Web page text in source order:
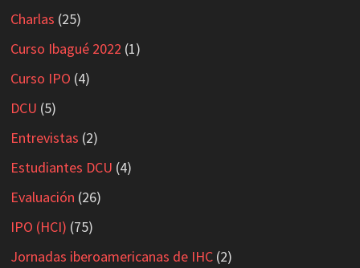
Charlas (25)
Curso Ibagué 2022 (1)
Curso IPO (4)
DCU (5)
Entrevistas (2)
Estudiantes DCU (4)
Evaluación (26)
IPO (HCI) (75)
Jornadas iberoamericanas de IHC(2)